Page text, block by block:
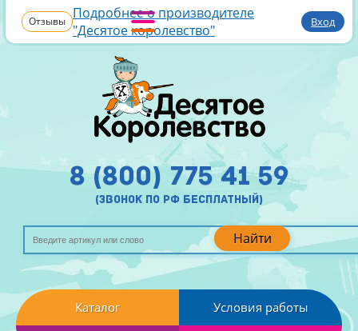
Отзывы Подробнее о производителе
"Десятое королевство"
Вход
Найти
8 (800) 775 41 59
(звонок по рф бесплатный)
Каталог Условия работы